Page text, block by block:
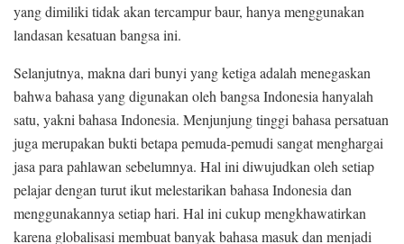
yang dimiliki tidak akan tercampur baur, hanya menggunakan
landasan kesatuan bangsa ini.
Selanjutnya, makna dari bunyi yang ketiga adalah menegaskan
bahwa bahasa yang digunakan oleh bangsa Indonesia hanyalah
satu, yakni bahasa Indonesia. Menjunjung tinggi bahasa persatuan
juga merupakan bukti betapa pemuda-pemudi sangat menghargai
jasa para pahlawan sebelumnya. Hal ini diwujudkan oleh setiap
pelajar dengan turut ikut melestarikan bahasa Indonesia dan
menggunakannya setiap hari. Hal ini cukup mengkhawatirkan
karena globalisasi membuat banyak bahasa masuk dan menjadi